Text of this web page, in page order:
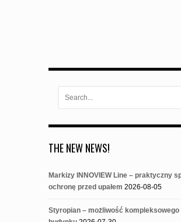
THE NEW NEWS!
Markizy INNOVIEW Line – praktyczny
ochronę przed upałem 2026-08-05
Styropian – możliwość kompleksowego